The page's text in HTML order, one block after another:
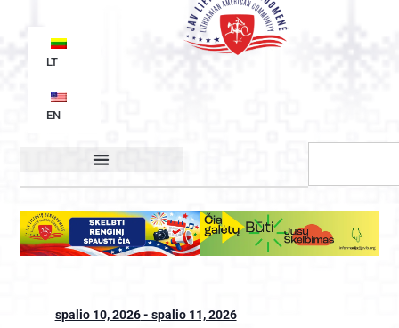
LT
EN
spalio 10, 2026 - spalio 11, 2026